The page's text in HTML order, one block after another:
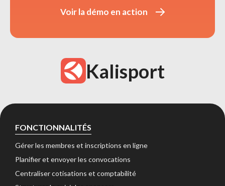
Voir la démo en action
Kalisport
FONCTIONNALITÉS
Gérer les membres et inscriptions en ligne
Planifier et envoyer les convocations
Centraliser cotisations et comptabilité